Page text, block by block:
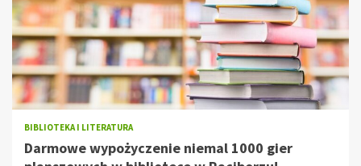
BIBLIOTEKA I LITERATURA
Darmowe wypożyczenie niemal 1000 gier